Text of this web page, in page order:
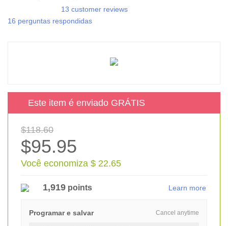
13 customer reviews
16 perguntas respondidas
Este item é enviado GRÁTIS
$118.60
$95.95
Você economiza $ 22.65
1,919 points Learn more
Cancel anytime
Programar e salvar